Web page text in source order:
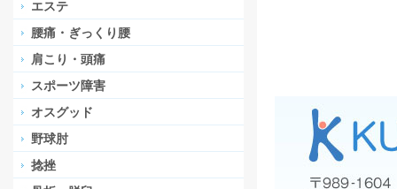
エステ
腰痛・ぎっくり腰
肩こり・頭痛
スポーツ障害
オスグッド
野球肘
捻挫